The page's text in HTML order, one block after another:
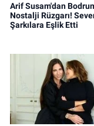
Arif Susam'dan
Nostalji Rüzgarı!
Şarkılara Eşlik Etti